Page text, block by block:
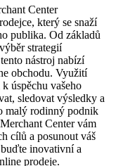
Center
který se snaží
publika. Od základů
strategií
nástroj nabízí
obchodu. Využití
úspěchu vašeho
sledovat výsledky a
malý rodinný podnik
Center vám
cílů a posunout váš
inovativní a
prodeje.